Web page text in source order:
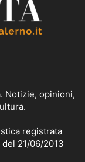
Notizie, opinioni,
registrata
21/06/2013